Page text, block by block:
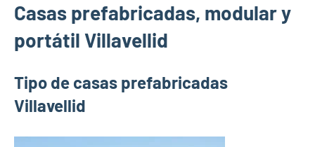
Casas prefabricadas, modular y
portátil Villavellid
Tipo de casas prefabricadas
Villavellid